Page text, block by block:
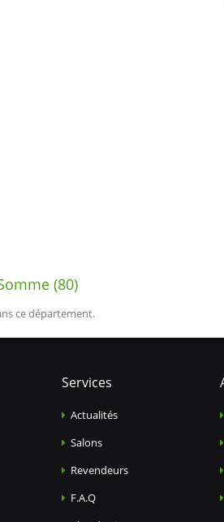
(80)
ce département.
Services
Actualités
Salons
Revendeurs
F.A.Q